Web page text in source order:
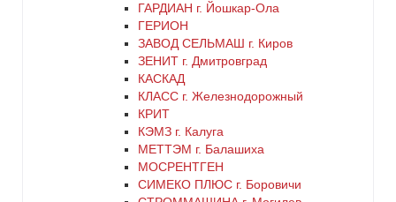
ГАРДИАН г. Йошкар-Ола
ГЕРИОН
ЗАВОД СЕЛЬМАШ г. Киров
ЗЕНИТ г. Дмитровград
КАСКАД
КЛАСС г. Железнодорожный
КРИТ
КЭМЗ г. Калуга
МЕТТЭМ г. Балашиха
МОСРЕНТГЕН
СИМЕКО ПЛЮС г. Боровичи